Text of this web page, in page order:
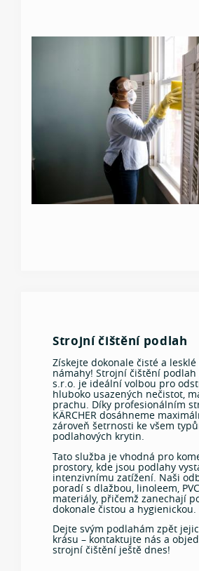
Strojní čištění podlah
Získejte dokonale čisté a
námahy! Strojní čištění podlah
s.r.o. je ideální volbou pro
hluboko usazených nečistot,
prachu. Díky profesionálním
KÄRCHER dosáhneme
zároveň šetrnosti ke všem
podlahových krytin.
Tato služba je vhodná pro
prostory, kde jsou podlahy
intenzivnímu zatížení. Naši
poradí s dlažbou, linoleem,
materiály, přičemž zanechají
dokonale čistou a hygienickou.
Dejte svým podlahám zpět
krásu – kontaktujte nás a
strojní čištění ještě dnes!